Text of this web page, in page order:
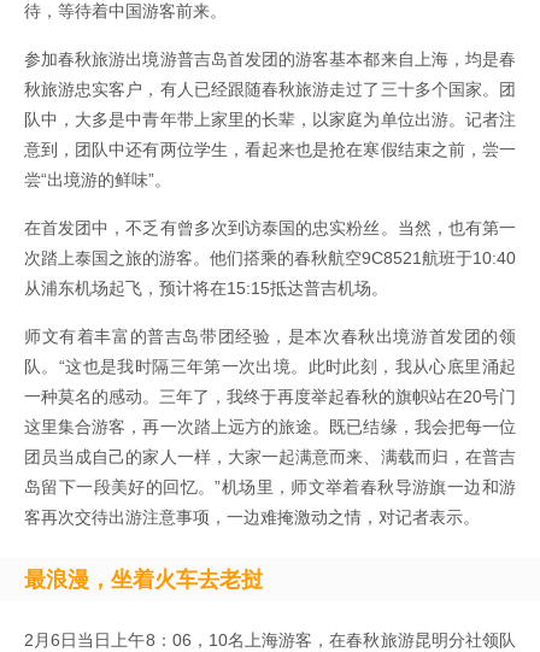
待，等待着中国游客前来。
参加春秋旅游出境游普吉岛首发团的游客基本都来自上海，均是春
秋旅游忠实客户，有人已经跟随春秋旅游走过了三十多个国家。团
队中，大多是中青年带上家里的长辈，以家庭为单位出游。记者注
意到，团队中还有两位学生，看起来也是抢在寒假结束之前，尝一
尝“出境游的鲜味”。
在首发团中，不乏有曾多次到访泰国的忠实粉丝。当然，也有第一
次踏上泰国之旅的游客。他们搭乘的春秋航空9C8521航班于10:40
从浦东机场起飞，预计将在15:15抵达普吉机场。
师文有着丰富的普吉岛带团经验，是本次春秋出境游首发团的领
队。“这也是我时隔三年第一次出境。此时此刻，我从心底里涌起
一种莫名的感动。三年了，我终于再度举起春秋的旗帜站在20号门
这里集合游客，再一次踏上远方的旅途。既已结缘，我会把每一位
团员当成自己的家人一样，大家一起满意而来、满载而归，在普吉
岛留下一段美好的回忆。”机场里，师文举着春秋导游旗一边和游
客再次交待出游注意事项，一边难掩激动之情，对记者表示。
最浪漫，坐着火车去老挝
2月6日当日上午8：06，10名上海游客，在春秋旅游昆明分社领队